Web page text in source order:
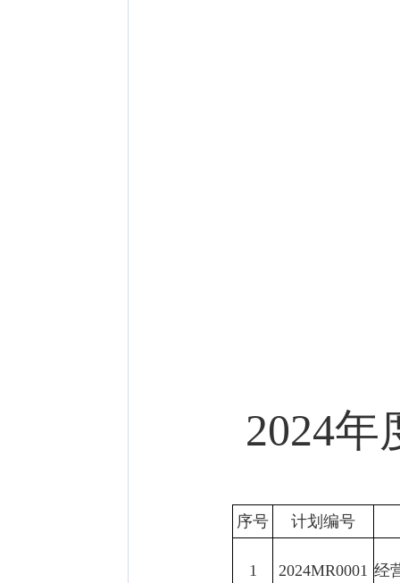
2024
序号 计划编号
1 2024MR0001 经